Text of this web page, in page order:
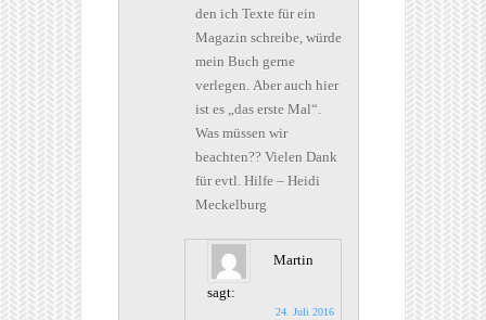
den ich Texte für ein
Magazin schreibe, würde
mein Buch gerne
verlegen. Aber auch hier
ist es „das erste Mal“.
Was müssen wir
beachten?? Vielen Dank
für evtl. Hilfe – Heidi
Meckelburg
Martin
sagt:
24. Juli 2016